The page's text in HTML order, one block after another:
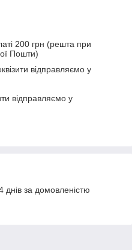
200 грн (решта при
Пошти)
відправляємо у
відправляємо у
за домовленістю